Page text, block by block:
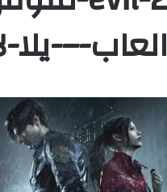
العاب-–-